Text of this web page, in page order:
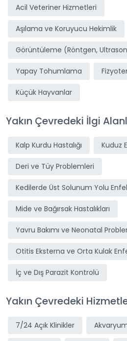
Acil Veteriner Hizmetleri
Aşılama ve Koruyucu Hekimlik
Görüntüleme (Röntgen,
Yapay Tohumlama
Küçük Hayvanlar
Yakın Çevredeki İlgi
Kalp Kurdu Hastalığı Kuduz
Deri ve Tüy Problemleri
Kedilerde Üst Solunum Yolu
Mide ve Bağırsak Hastalıkları
Yavru Bakımı ve Neonatal
Otitis Eksterna ve Orta Kulak
İç ve Dış Parazit Kontrolü
Yakın Çevredeki
7/24 Açık Klinikler